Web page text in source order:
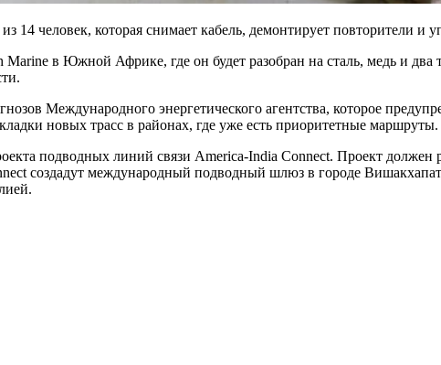
14 человек, которая снимает кабель, демонтирует повторители
в Южной Африке, где он будет разобран на сталь, медь и
Международного энергетического агентства, которое
новых трасс в районах, где уже есть приоритетные маршруты.
подводных линий связи America-India Connect. Проект
создадут международный подводный шлюз в городе